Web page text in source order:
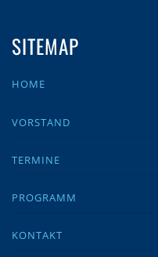
SITEMAP
HOME
VORSTAND
TERMINE
PROGRAMM
KONTAKT